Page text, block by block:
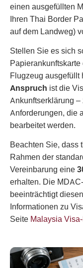
einen ausgefüllten
Ihren Thai Border
auf dem Landweg)
Stellen Sie es sich
Flugzeug ausgefüllt
Anspruch ist die
Ankunftserklärung
Anforderungen, die
bearbeitet werden.
Beachten Sie, dass
Rahmen der
Vereinbarung eine
erhalten. Die
beeinträchtigt
Informationen zu
Seite Malaysia